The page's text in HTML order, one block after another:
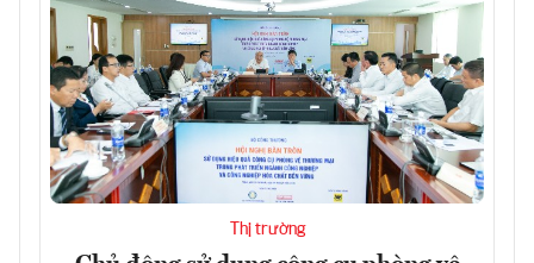
Thị trường